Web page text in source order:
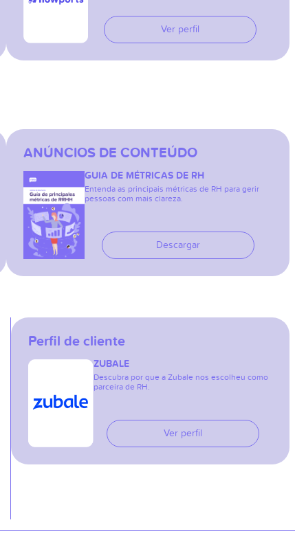
Ver perfil
ANÚNCIOS DE CONTEÚDO
GUIA DE MÉTRICAS DE RH
Entenda as principais métricas de RH para gerir
pessoas com mais clareza.
Descargar
Perfil de cliente
ZUBALE
Descubra por que a Zubale nos escolheu como
parceira de RH.
Ver perfil